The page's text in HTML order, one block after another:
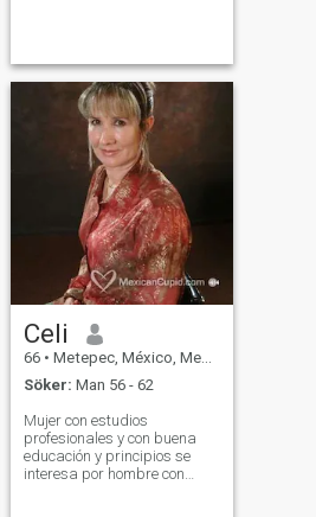
Celi
66 • Metepec, México, Mexico
Söker: Man 56 - 62
Mujer con estudios
profesionales y con buena
educación y principios se
interesa por hombre con